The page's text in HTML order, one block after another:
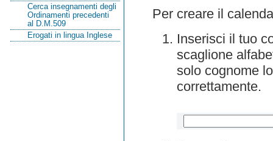
Cerca insegnamenti degli
Ordinamenti precedenti
al D.M.509
Erogati in lingua Inglese
Per creare il
Inserisci il tuo
scaglione
solo cognome
correttamente.